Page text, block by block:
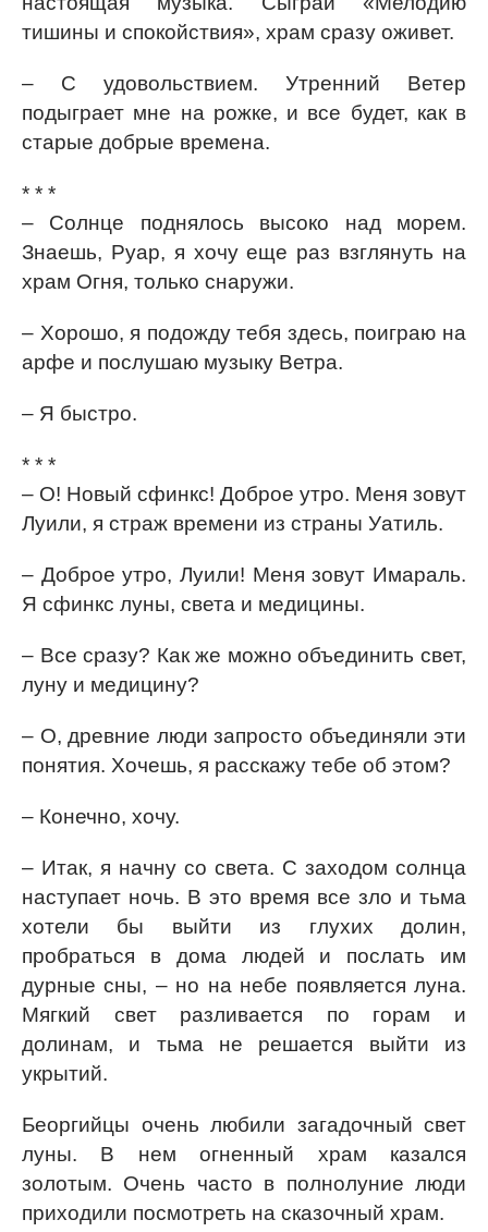
тишины и спокойствия», храм сразу оживет.
– С удовольствием. Утренний Ветер
подыграет мне на рожке, и все будет, как в
старые добрые времена.
* * *
– Солнце поднялось высоко над морем.
Знаешь, Руар, я хочу еще раз взглянуть на
храм Огня, только снаружи.
– Хорошо, я подожду тебя здесь, поиграю на
арфе и послушаю музыку Ветра.
– Я быстро.
* * *
– О! Новый сфинкс! Доброе утро. Меня зовут
Луили, я страж времени из страны Уатиль.
– Доброе утро, Луили! Меня зовут Имараль.
Я сфинкс луны, света и медицины.
– Все сразу? Как же можно объединить свет,
луну и медицину?
– О, древние люди запросто объединяли эти
понятия. Хочешь, я расскажу тебе об этом?
– Конечно, хочу.
– Итак, я начну со света. С заходом солнца
наступает ночь. В это время все зло и тьма
хотели бы выйти из глухих долин,
пробраться в дома людей и послать им
дурные сны, – но на небе появляется луна.
Мягкий свет разливается по горам и
долинам, и тьма не решается выйти из
укрытий.
Беоргийцы очень любили загадочный свет
луны. В нем огненный храм казался
золотым. Очень часто в полнолуние люди
приходили посмотреть на сказочный храм.